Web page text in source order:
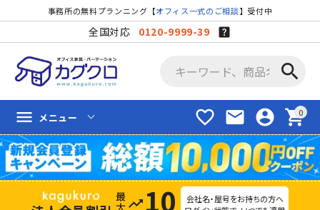
事務所の無料プランニング【オフィス一式のご相談】受付中
全国対応 0120-9999-39
search
favorite_border mail account_circle shopping_cart
menu メニュー
trending_up 10
会社名・屋号をお持ちの方へ